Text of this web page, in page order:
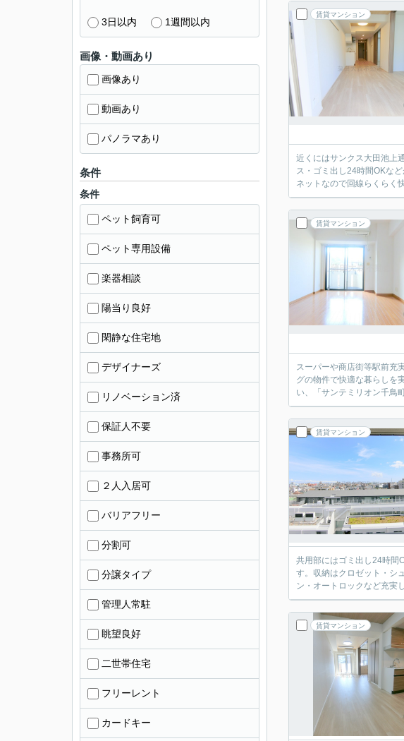
賃貸マンション
近くにはサンクス大田池上
ス・ゴミ出し24時間OKな
ネットなので回線らくらく
賃貸マンション
スーパーや商店街等駅前充
グの物件で快適な暮らしを
い、「サンテミリオン千鳥
賃貸マンション
共用部にはゴミ出し24時間
す。収納はクロゼット・シ
ン・オートロックなど充実
賃貸マンション
3日以内 1週間以内
画像・動画あり
画像あり
動画あり
パノラマあり
条件
条件
ペット飼育可
ペット専用設備
楽器相談
陽当り良好
閑静な住宅地
デザイナーズ
リノベーション済
保証人不要
事務所可
２人入居可
バリアフリー
分割可
分譲タイプ
管理人常駐
眺望良好
二世帯住宅
フリーレント
カードキー